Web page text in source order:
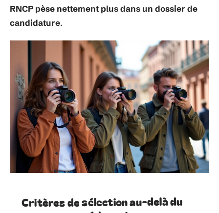
RNCP pèse nettement plus dans un dossier de
candidature.
Critères de sélection au-delà du